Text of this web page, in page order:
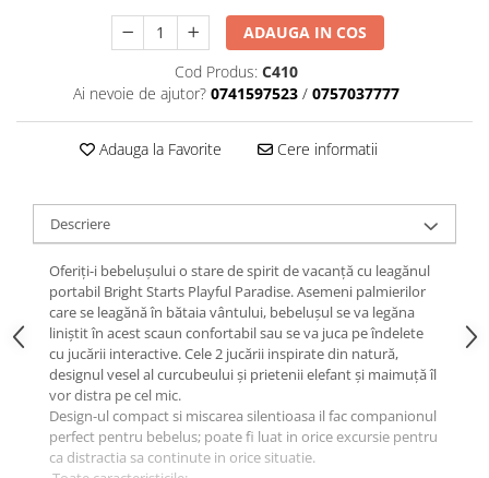
ADAUGA IN COS
Cod Produs: C410
Ai nevoie de ajutor? 0741597523 / 0757037777
Adauga la Favorite Cere informatii
Descriere
Oferiți-i bebelușului o stare de spirit de vacanță cu leagănul
portabil Bright Starts Playful Paradise. Asemeni palmierilor
care se leagănă în bătaia vântului, bebelușul se va legăna
liniștit în acest scaun confortabil sau se va juca pe îndelete
cu jucării interactive. Cele 2 jucării inspirate din natură,
designul vesel al curcubeului și prietenii elefant și maimuță îl
vor distra pe cel mic.
Design-ul compact si miscarea silentioasa il fac companionul
perfect pentru bebelus; poate fi luat in orice excursie pentru
ca distractia sa continute in orice situatie.